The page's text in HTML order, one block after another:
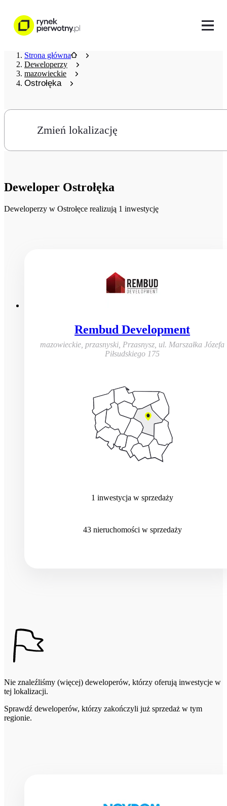
Strona główna
Deweloperzy
mazowieckie
Ostrołęka
Zmień lokalizację
Deweloper Ostrołęka
Deweloperzy w Ostrołęce realizują 1 inwestycję
Rembud Development
mazowieckie, przasnyski, Przasnysz ul. Marszałka Józefa
Piłsudskiego 175
1 inwestycja w sprzedaży
43 nieruchomości w sprzedaży
Nie znaleźliśmy (więcej) deweloperów, którzy oferują inwestycje w
tej lokalizacji.
Sprawdź deweloperów, którzy zakończyli już sprzedaż w tym
regionie.